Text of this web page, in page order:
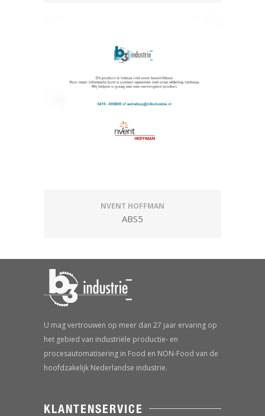
NVENT HOFFMAN
ABS5
U mag vertrouwen op meer dan 27 jaar ervaring op
het gebied van industriële productie- en
procesautomatisering in Food en NON-Food van de
hoofdzakelijk Nederlandse industrie.
KLANTENSERVICE